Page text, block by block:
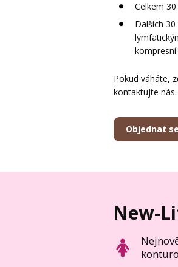
Celkem
Dalších
Pokud váháte,
kontaktujte
Objednat
New-